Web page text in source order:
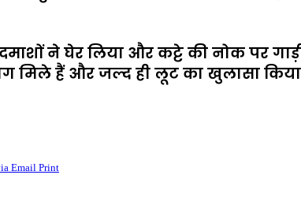
ने घेर लिया और कट्टे की नोक पर
मिले हैं और जल्द ही लूट का खुलासा किया
Email Print